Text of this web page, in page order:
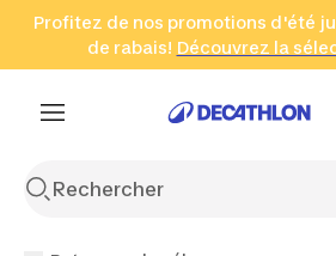
Aller à la recherche Aller au
Profitez de nos promotions d'été
de rabais! Découvrez la
Cliquez ici
en seulement 2 h!
(Zones sélectionnées)